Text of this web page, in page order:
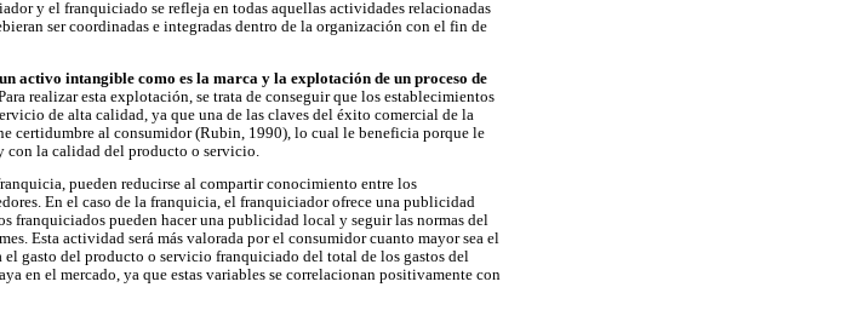
y el franquiciado se refleja en todas aquellas actividades relacionadas
ser coordinadas e integradas dentro de la organización con el fin de
activo intangible como es la marca y la explotación de un proceso de
realizar esta explotación, se trata de conseguir que los establecimientos
de alta calidad, ya que una de las claves del éxito comercial de la
certidumbre al consumidor (Rubin, 1990), lo cual le beneficia porque le
con la calidad del producto o servicio.
pueden reducirse al compartir conocimiento entre los
En el caso de la franquicia, el franquiciador ofrece una publicidad
franquiciados pueden hacer una publicidad local y seguir las normas del
Esta actividad será más valorada por el consumidor cuanto mayor sea el
gasto del producto o servicio franquiciado del total de los gastos del
en el mercado, ya que estas variables se correlacionan positivamente con